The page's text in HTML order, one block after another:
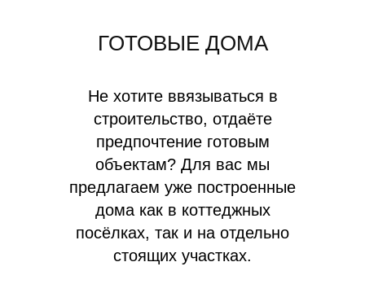
ГОТОВЫЕ ДОМА
Не хотите ввязываться в
строительство, отдаёте
предпочтение готовым
объектам? Для вас мы
предлагаем уже построенные
дома как в коттеджных
посёлках, так и на отдельно
стоящих участках.